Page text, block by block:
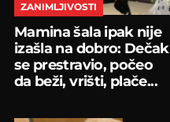
ZANIMLJIVOSTI
Mamina šala ipak nije
izašla na dobro: Dečak
se prestravio, počeo
da beži, vrišti, plače...